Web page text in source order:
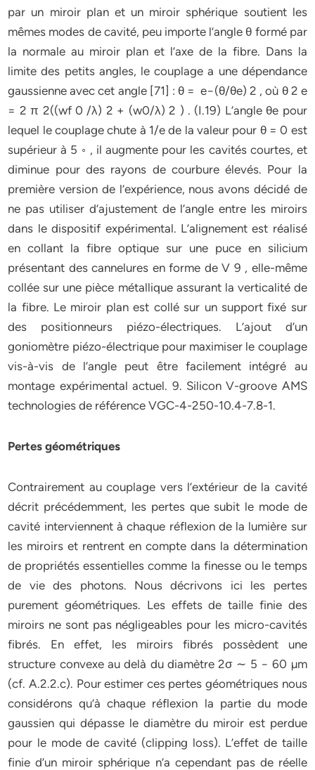
par un miroir plan et un miroir sphérique soutient les
mêmes modes de cavité, peu importe l’angle θ formé par
la normale au miroir plan et l’axe de la fibre. Dans la
limite des petits angles, le couplage a une dépendance
gaussienne avec cet angle [71] : θ = e−(θ/θe) 2 , où θ 2 e
= 2 π 2((wf 0 /λ) 2 + (w0/λ) 2 ) . (I.19) L’angle θe pour
lequel le couplage chute à 1/e de la valeur pour θ = 0 est
supérieur à 5 ◦ , il augmente pour les cavités courtes, et
diminue pour des rayons de courbure élevés. Pour la
première version de l’expérience, nous avons décidé de
ne pas utiliser d’ajustement de l’angle entre les miroirs
dans le dispositif expérimental. L’alignement est réalisé
en collant la fibre optique sur une puce en silicium
présentant des cannelures en forme de V 9 , elle-même
collée sur une pièce métallique assurant la verticalité de
la fibre. Le miroir plan est collé sur un support fixé sur
des positionneurs piézo-électriques. L’ajout d’un
goniomètre piézo-électrique pour maximiser le couplage
vis-à-vis de l’angle peut être facilement intégré au
montage expérimental actuel. 9. Silicon V-groove AMS
technologies de référence VGC-4-250-10.4-7.8-1.
Pertes géométriques
Contrairement au couplage vers l’extérieur de la cavité
décrit précédemment, les pertes que subit le mode de
cavité interviennent à chaque réflexion de la lumière sur
les miroirs et rentrent en compte dans la détermination
de propriétés essentielles comme la finesse ou le temps
de vie des photons. Nous décrivons ici les pertes
purement géométriques. Les effets de taille finie des
miroirs ne sont pas négligeables pour les micro-cavités
fibrés. En effet, les miroirs fibrés possèdent une
structure convexe au delà du diamètre 2σ ∼ 5 − 60 µm
(cf. A.2.2.c). Pour estimer ces pertes géométriques nous
considérons qu’à chaque réflexion la partie du mode
gaussien qui dépasse le diamètre du miroir est perdue
pour le mode de cavité (clipping loss). L’effet de taille
finie d’un miroir sphérique n’a cependant pas de réelle